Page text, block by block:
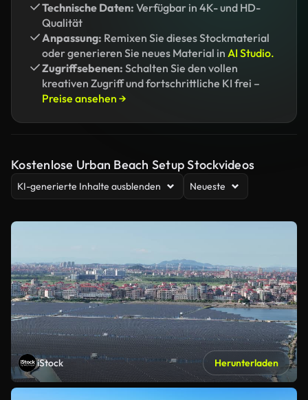
Technische Daten: Verfügbar in 4K- und HD-
Qualität
Anpassung: Remixen Sie dieses Stockmaterial
oder generieren Sie neues Material in AI Studio.
Zugriffsebenen: Schalten Sie den vollen
kreativen Zugriff und fortschrittliche KI frei –
Preise ansehen →
Kostenlose Urban Beach Setup Stockvideos
KI-generierte Inhalte ausblenden Neueste
iStock Herunterladen